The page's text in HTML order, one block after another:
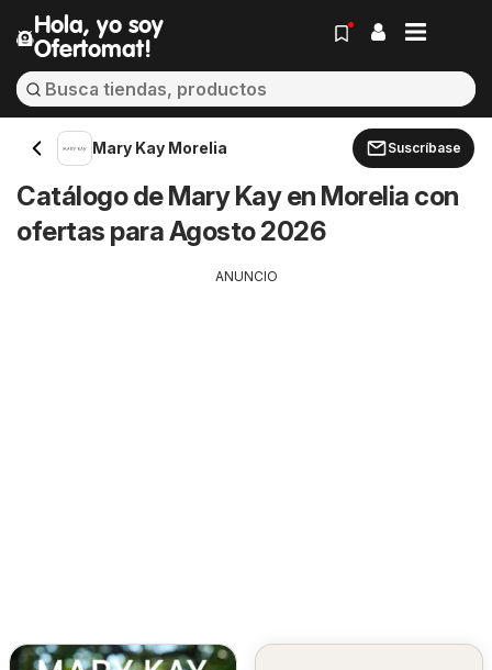
Hola, yo soy
Ofertomat!
Mary Kay Morelia Suscríbase
Catálogo de Mary Kay en Morelia con
ofertas para Agosto 2026
ANUNCIO